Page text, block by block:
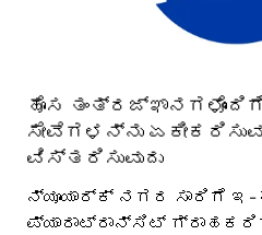
ಹೊಸ
ಸೇವೆಗಳನ್ನು
ವಿಸ್ತರಿಸುವುದು
ನ್ಯೂಯಾರ್ಕ್ ನಗರ ಸಾರಿಗೆ ಇ-
ಪ್ಯಾರಾಟ್ರಾನ್ಸಿಟ್